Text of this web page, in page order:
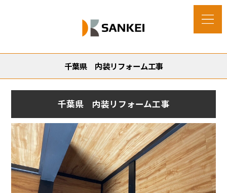
千葉県 内装リフォーム工事
千葉県 内装リフォーム工事